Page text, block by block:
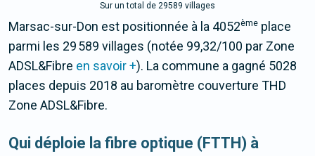
Sur un total de 29589 villages
Marsac-sur-Don est positionnée à la 4052ème place
parmi les 29 589 villages (notée 99,32/100 par Zone
ADSL&Fibre en savoir +). La commune a gagné 5028
places depuis 2018 au baromètre couverture THD
Zone ADSL&Fibre.
Qui déploie la fibre optique (FTTH) à